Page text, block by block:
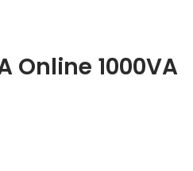
Online 1000VA